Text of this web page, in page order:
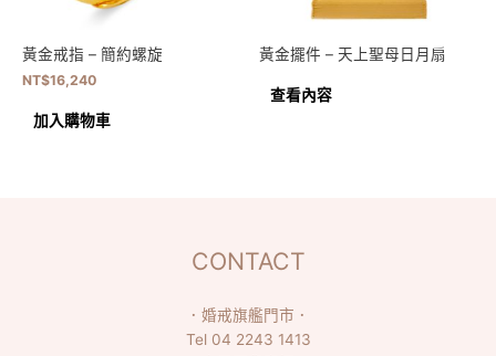
黃金戒指 – 簡約螺旋
NT$16,240
加入購物車
黃金擺件 – 天上聖母日月扇
查看內容
CONTACT
． 婚戒旗艦門市 ．
Tel 04 2243 1413